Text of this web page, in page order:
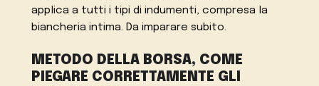
applica a tutti i tipi di indumenti, compresa la
biancheria intima. Da imparare subito.
METODO DELLA BORSA, COME
PIEGARE CORRETTAMENTE GLI